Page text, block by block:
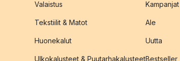
Valaistus
Tekstiilit & Matot
Huonekalut
Ulkokalusteet & Puutarhakalusteet
Kampanjat
Ale
Uutta
Bestseller